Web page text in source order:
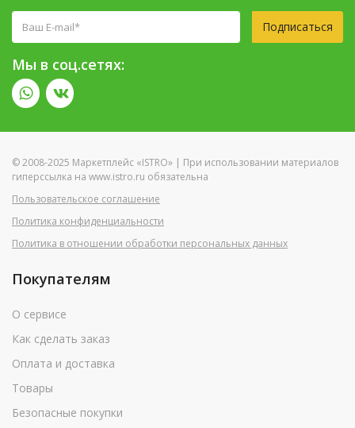
Подписаться
Мы в соц.сетях:
© 2008-2025 Маркетплейс «ISTRO» | При использовании материалов
гиперссылка на www.istro.ru обязательна
Пользовательское соглашение
Политика конфиденциальности
Политика в отношении обработки персональных данных
Покупателям
О сервисе
Как сделать заказ
Оплата и доставка
Товары
Безопасные покупки